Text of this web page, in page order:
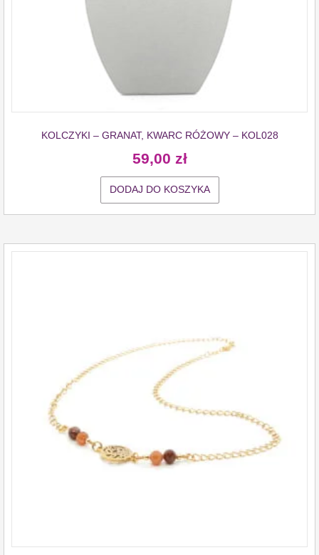
KOLCZYKI – GRANAT, KWARC RÓŻOWY – KOL028
59,00 zł
DODAJ DO KOSZYKA